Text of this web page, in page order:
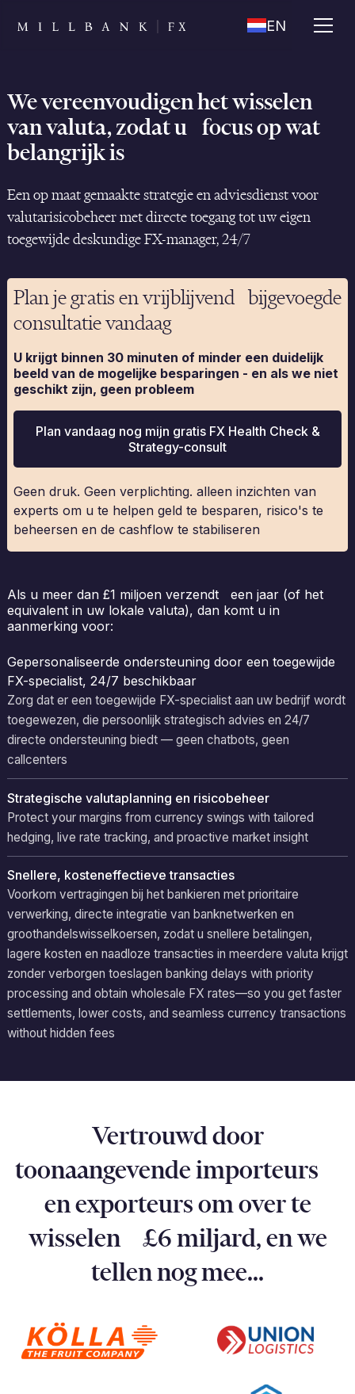
EN
We vereenvoudigen het wisselen
van valuta, zodat u focus op wat
belangrijk is
Een op maat gemaakte strategie en adviesdienst voor
valutarisicobeheer met directe toegang tot uw eigen
toegewijde deskundige FX-manager, 24/7
Plan je gratis en vrijblijvend bijgevoegde
consultatie vandaag
U krijgt binnen 30 minuten of minder een duidelijk
beeld van de mogelijke besparingen - en als we niet
geschikt zijn, geen probleem
Plan vandaag nog mijn gratis FX Health Check &
Strategy-consult
Geen druk. Geen verplichting. alleen inzichten van
experts om u te helpen geld te besparen, risico's te
beheersen en de cashflow te stabiliseren
Als u meer dan £1 miljoen verzendt een jaar (of het
equivalent in uw lokale valuta), dan komt u in
aanmerking voor:
Gepersonaliseerde ondersteuning door een toegewijde
FX-specialist, 24/7 beschikbaar
Zorg dat er een toegewijde FX-specialist aan uw bedrijf wordt
toegewezen, die persoonlijk strategisch advies en 24/7
directe ondersteuning biedt — geen chatbots, geen
callcenters
Strategische valutaplanning en risicobeheer
Protect your margins from currency swings with tailored
hedging, live rate tracking, and proactive market insight
Snellere, kosteneffectieve transacties
Voorkom vertragingen bij het bankieren met prioritaire
verwerking, directe integratie van banknetwerken en
groothandelswisselkoersen, zodat u snellere betalingen,
lagere kosten en naadloze transacties in meerdere valuta krijgt
zonder verborgen toeslagen banking delays with priority
processing and obtain wholesale FX rates—so you get faster
settlements, lower costs, and seamless currency transactions
without hidden fees
Vertrouwd door
toonaangevende importeurs
en exporteurs om over te
wisselen £6 miljard, en we
tellen nog mee...